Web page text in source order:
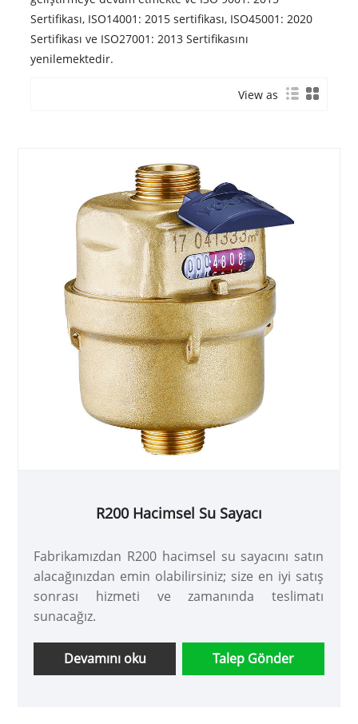
Sertifikası, ISO14001: 2015 sertifikası, ISO45001: 2020
Sertifikası ve ISO27001: 2013 Sertifikasını
yenilemektedir.
View as
R200 Hacimsel Su Sayacı
Fabrikamızdan R200 hacimsel su sayacını satın
alacağınızdan emin olabilirsiniz; size en iyi satış
sonrası hizmeti ve zamanında teslimatı
sunacağız.
Devamını oku Talep Gönder